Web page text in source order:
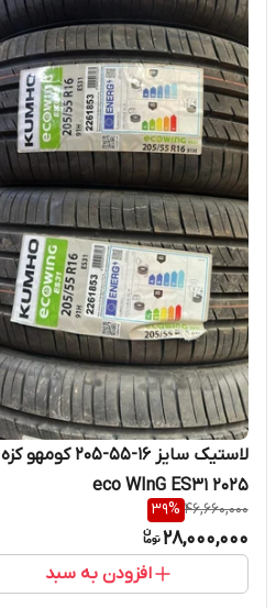
لاستیک سایز ۱۶-۵۵-۲۰۵ کومهو کزه
۲۰۲۵ eco WInG ES31
46,660,000
39%
28,000,000
افزودن به سبد